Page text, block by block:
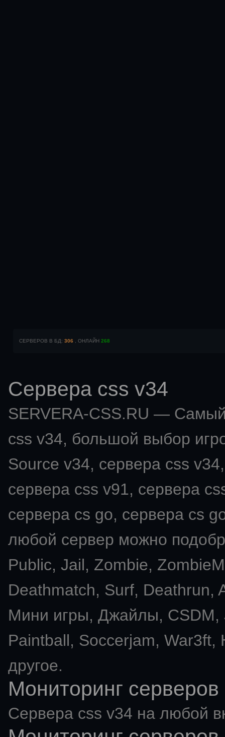
СЕРВЕРОВ В БД: 306 , ОНЛАЙН 268
Сервера css v34
SERVERA-CSS.RU —
css v34, большой выбор
Source v34, сервера css
сервера css v91, сервера
сервера cs go, сервера cs
любой сервер можно
Public, Jail, Zombie,
Deathmatch, Surf, Deathrun,
Мини игры, Джайлы, CSDM,
Paintball, Soccerjam, War3ft,
другое.
Мониторинг
Сервера css v34 на любой